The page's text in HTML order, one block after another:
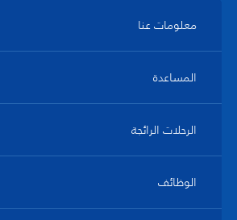
معلومات عنا
المساعدة
الرحلات الرائجة
الوظائف